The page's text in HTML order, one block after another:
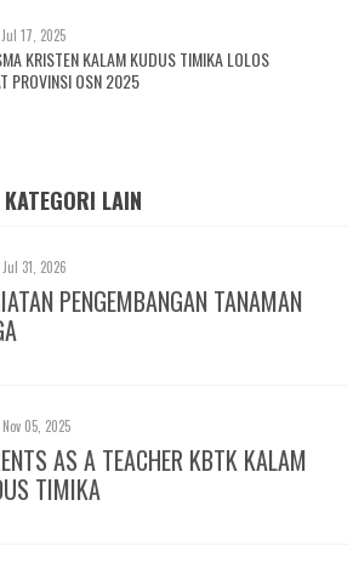
Jul 17, 2025
KRISTEN KALAM KUDUS TIMIKA LOLOS
PROVINSI OSN 2025
LAIN
Jul 31, 2026
PENGEMBANGAN TANAMAN
Nov 05, 2025
AS A TEACHER KBTK KALAM
TIMIKA